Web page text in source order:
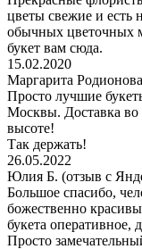
цветы свежие и
обычных цветочных
букет вам сюда.
15.02.2020
Маргарита Родионова
Просто лучшие
Москвы. Доставка во
высоте!
Так держать!
26.05.2022
Юлия Б. (отзыв с
Большое спасибо,
божественно
букета оперативное,
Просто